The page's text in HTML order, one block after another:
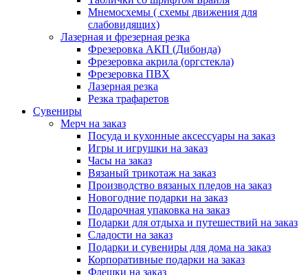
Мнемосхемы ( схемы движения для
слабовидящих)
Лазерная и фрезерная резка
Фрезеровка АКП (Дибонда)
Фрезеровка акрила (оргстекла)
Фрезеровка ПВХ
Лазерная резка
Резка трафаретов
Сувениры
Мерч на заказ
Посуда и кухонные аксессуары на заказ
Игры и игрушки на заказ
Часы на заказ
Вязаный трикотаж на заказ
Производство вязаных пледов на заказ
Новогодние подарки на заказ
Подарочная упаковка на заказ
Подарки для отдыха и путешествий на заказ
Сладости на заказ
Подарки и сувениры для дома на заказ
Корпоративные подарки на заказ
Флешки на заказ